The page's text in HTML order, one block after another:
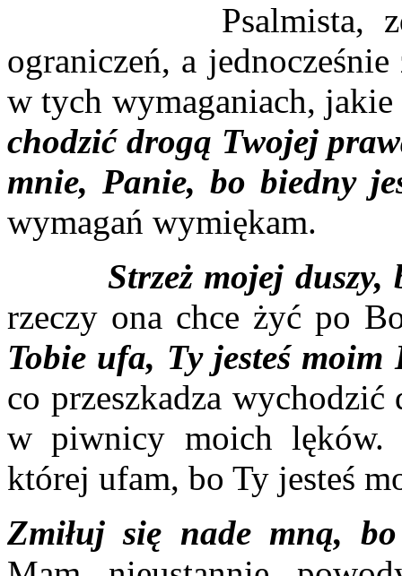
Psalmista, zdając
ograniczeń, a
w tych wymaganiach,
chodzić drogą Twojej
mnie, Panie, bo biedny
wymagań wymiękam.
Strzeż mojej duszy,
rzeczy ona chce żyć po
Tobie ufa, Ty jesteś moim
co przeszkadza
w piwnicy moich lęków.
której ufam, bo Ty jesteś
Zmiłuj się nade mną,